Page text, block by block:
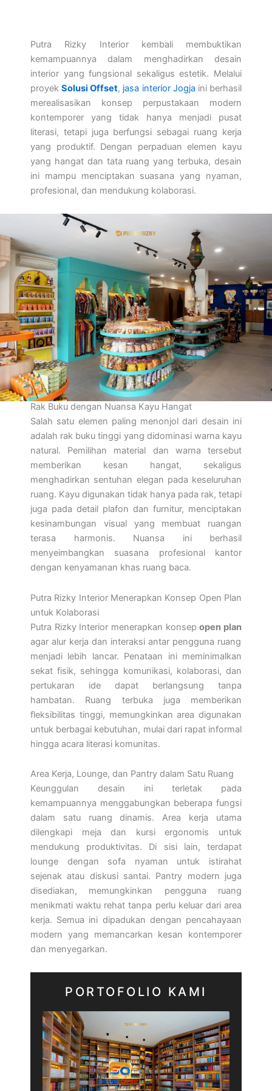
Putra Rizky Interiorkembali membuktikan
kemampuannya dalam menghadirkan desain
interior yang fungsional sekaligus estetik. Melalui
proyekSolusi Offset, jasa interior Jogja ini berhasil
merealisasikan konsep perpustakaan modern
kontemporer yang tidak hanya menjadi pusat
literasi, tetapi juga berfungsi sebagai ruang kerja
yang produktif. Dengan perpaduan elemen kayu
yang hangat dan tata ruang yang terbuka, desain
ini mampu menciptakan suasana yang nyaman,
profesional, dan mendukung kolaborasi.
Rak Buku dengan Nuansa Kayu Hangat
Salah satu elemen paling menonjol dari desain ini
adalah rak buku tinggi yang didominasi warna kayu
natural. Pemilihan material dan warna tersebut
memberikan kesan hangat, sekaligus
menghadirkan sentuhan elegan pada keseluruhan
ruang. Kayu digunakan tidak hanya pada rak, tetapi
juga pada detail plafon dan furnitur, menciptakan
kesinambungan visual yang membuat ruangan
terasa harmonis. Nuansa ini berhasil
menyeimbangkan suasana profesional kantor
dengan kenyamanan khas ruang baca.
Putra Rizky Interior Menerapkan Konsep Open Plan
untuk Kolaborasi
Putra Rizky Interior menerapkan konsepopen plan
agar alur kerja dan interaksi antar pengguna ruang
menjadi lebih lancar. Penataan ini meminimalkan
sekat fisik, sehingga komunikasi, kolaborasi, dan
pertukaran ide dapat berlangsung tanpa
hambatan. Ruang terbuka juga memberikan
fleksibilitas tinggi, memungkinkan area digunakan
untuk berbagai kebutuhan, mulai dari rapat informal
hingga acara literasi komunitas.
Area Kerja, Lounge, dan Pantry dalam Satu Ruang
Keunggulan desain ini terletak pada
kemampuannya menggabungkan beberapa fungsi
dalam satu ruang dinamis. Area kerja utama
dilengkapi meja dan kursi ergonomis untuk
mendukung produktivitas. Di sisi lain, terdapat
lounge dengan sofa nyaman untuk istirahat
sejenak atau diskusi santai. Pantry modern juga
disediakan, memungkinkan pengguna ruang
menikmati waktu rehat tanpa perlu keluar dari area
kerja. Semua ini dipadukan dengan pencahayaan
modern yang memancarkan kesan kontemporer
dan menyegarkan.
PORTOFOLIO KAMI